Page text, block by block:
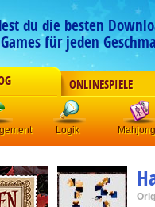
du die besten
für jeden
ONLINESPIELE
Logik Mahjong